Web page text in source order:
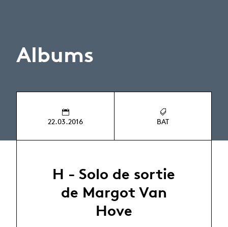
Albums
22.03.2016 BAT
H - Solo de sortie
de Margot Van
Hove